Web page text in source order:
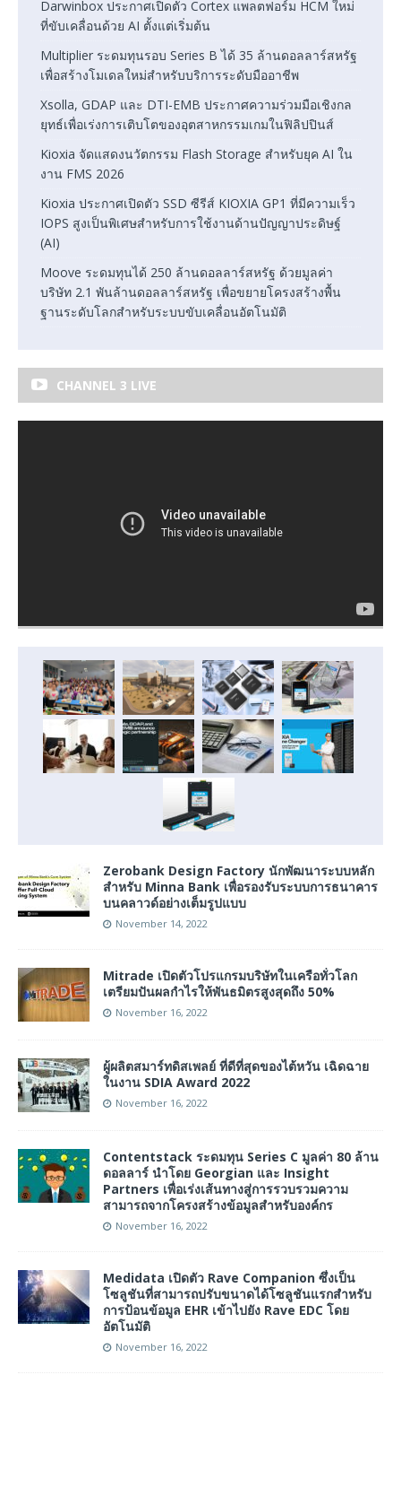
Darwinbox ประกาศเปิดตัว Cortex แพลตฟอร์ม HCM ใหม่
ที่ขับเคลื่อนด้วย AI ตั้งแต่เริ่มต้น
Multiplier ระดมทุนรอบ Series B ได้ 35 ล้านดอลลาร์สหรัฐ
เพื่อสร้างโมเดลใหม่สำหรับบริการระดับมืออาชีพ
Xsolla, GDAP และ DTI-EMB ประกาศความร่วมมือเชิงกล
ยุทธ์เพื่อเร่งการเติบโตของอุตสาหกรรมเกมในฟิลิปปินส์
Kioxia จัดแสดงนวัตกรรม Flash Storage สำหรับยุค AI ใน
งาน FMS 2026
Kioxia ประกาศเปิดตัว SSD ซีรีส์ KIOXIA GP1 ที่มีความเร็ว
IOPS สูงเป็นพิเศษสำหรับการใช้งานด้านปัญญาประดิษฐ์
(AI)
Moove ระดมทุนได้ 250 ล้านดอลลาร์สหรัฐ ด้วยมูลค่า
บริษัท 2.1 พันล้านดอลลาร์สหรัฐ เพื่อขยายโครงสร้างพื้น
ฐานระดับโลกสำหรับระบบขับเคลื่อนอัตโนมัติ
CHANNEL 3 LIVE
Zerobank Design Factory นักพัฒนาระบบหลัก
สำหรับ Minna Bank เพื่อรองรับระบบการธนาคาร
บนคลาวด์อย่างเต็มรูปแบบ
November 14, 2022
Mitrade เปิดตัวโปรแกรมบริษัทในเครือทั่วโลก
เตรียมปันผลกำไรให้พันธมิตรสูงสุดถึง 50%
November 16, 2022
ผู้ผลิตสมาร์ทดิสเพลย์ ที่ดีที่สุดของไต้หวัน เฉิดฉาย
ในงาน SDIA Award 2022
November 16, 2022
Contentstack ระดมทุน Series C มูลค่า 80 ล้าน
ดอลลาร์ นำโดย Georgian และ Insight
Partners เพื่อเร่งเส้นทางสู่การรวบรวมความ
สามารถจากโครงสร้างข้อมูลสำหรับองค์กร
November 16, 2022
Medidata เปิดตัว Rave Companion ซึ่งเป็น
โซลูชันที่สามารถปรับขนาดได้โซลูชันแรกสำหรับ
การป้อนข้อมูล EHR เข้าไปยัง Rave EDC โดย
อัตโนมัติ
November 16, 2022